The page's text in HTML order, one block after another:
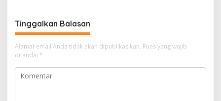
Tinggalkan Balasan
Alamat email Anda tidak akan dipublikasikan. Ruas yang wajib
ditandai *